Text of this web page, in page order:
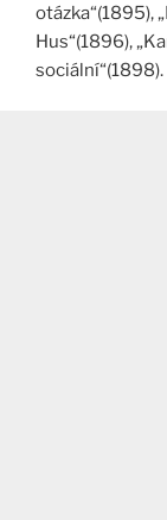
otázka“(1895),
Hus“(1896),
sociální“(1898).